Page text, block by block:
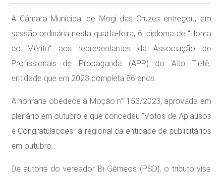
A Câmara Municipal de Mogi das Cruzes entregou, em
sessão ordinária nesta quarta-feira, 6, diploma de “Honra
ao Mérito” aos representantes da Associação de
Profissionais de Propaganda (APP) do Alto Tietê,
entidade que em 2023 completa 86 anos.
A honraria obedece à Moção n° 153/2023, aprovada em
plenário em outubro e que concedeu “Votos de Aplausos
e Congratulações” à regional da entidade de publicitários
em outubro.
De autoria do vereador Bi Gêmeos (PSD), o tributo visa